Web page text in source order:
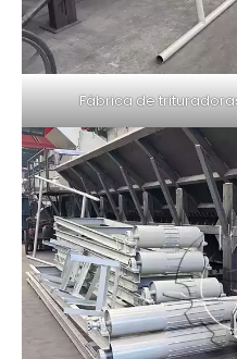
Fábrica de